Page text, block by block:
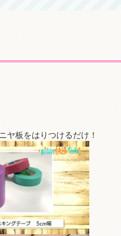
ヤ板をはりつけるだけ！